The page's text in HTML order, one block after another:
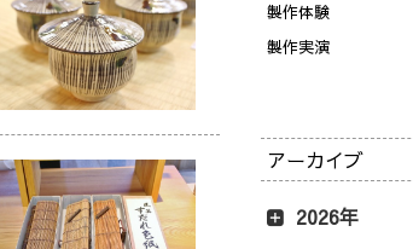
製作体験
製作実演
アーカイブ
2026年